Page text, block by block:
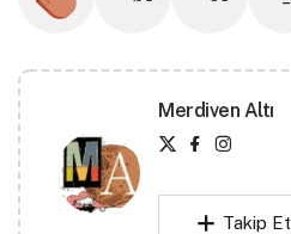
Merdiven Altı
Takip Et